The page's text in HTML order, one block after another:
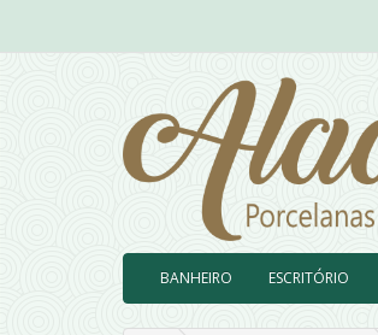
BANHEIRO ESCRITÓRIO